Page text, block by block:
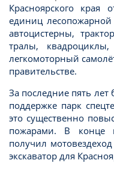
Красноярского края
единиц
автоцистерны,
тралы,
легкомоторный
правительстве.
За последние пять
поддержке парк
это существенно
пожарами. В конце
получил
экскаватор для